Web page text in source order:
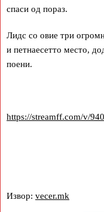
спаси од пораз.
Лидс со овие три
и петнаесетто место,
поени.
https://streamff.com/v/
Извор: vecer.mk